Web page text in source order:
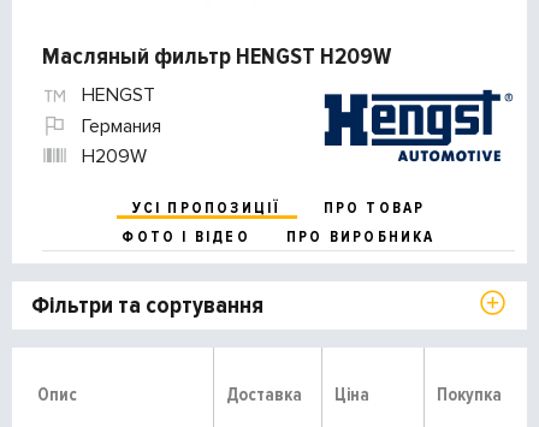
Масляный фильтр HENGST H209W
HENGST
Германия
H209W
УСІ ПРОПОЗИЦІЇ
ПРО ТОВАР
ФОТО І ВІДЕО
ПРО ВИРОБНИКА
Фільтри та сортування
Опис Доставка Ціна Покупка